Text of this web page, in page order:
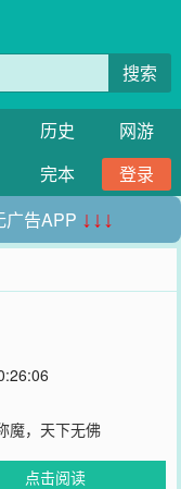
搜索
历史
网游
完本
登录
广告APP ↓↓↓
魔，天下无佛
点击阅读